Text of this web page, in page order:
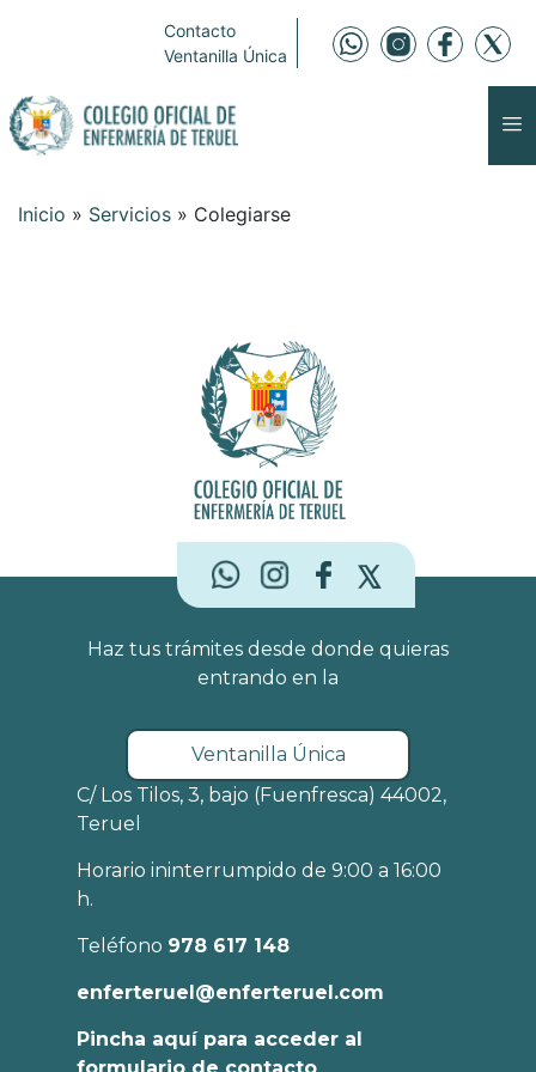
Contacto
Ventanilla Única
Inicio » Servicios » Colegiarse
Haz tus trámites desde donde quieras
entrando en la
Ventanilla Única
C/ Los Tilos, 3, bajo (Fuenfresca) 44002,
Teruel
Horario ininterrumpido de 9:00 a 16:00
h.
Teléfono 978 617 148
enferteruel@enferteruel.com
Pincha aquí para acceder al